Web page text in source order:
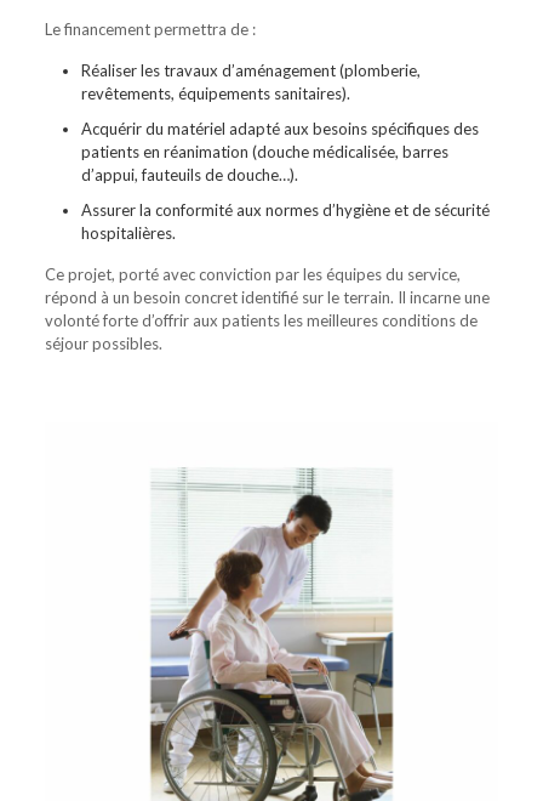
Le financement permettra de :
Réaliser les travaux d’aménagement(plomberie,
revêtements, équipements sanitaires).
Acquérir du matériel adapté aux besoins spécifiques des
patientsen réanimation (douche médicalisée, barres
d’appui, fauteuils de douche…).
Assurer la conformité aux normes d’hygiène et de sécurité
hospitalières.
Ce projet, porté avec conviction par les équipes du service,
répond à un besoin concret identifié sur le terrain. Il incarne une
volonté forte d’offrir aux patients les meilleures conditions de
séjour possibles.